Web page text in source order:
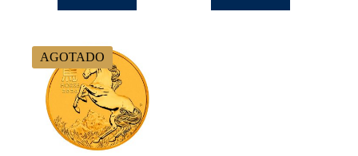
AGOTADO